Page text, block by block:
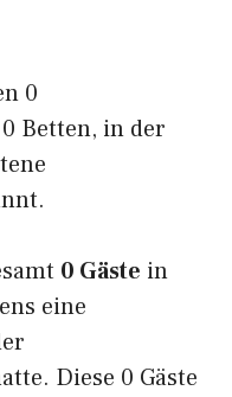
0
Betten, in der
0 Gäste in
eine
Diese 0 Gäste